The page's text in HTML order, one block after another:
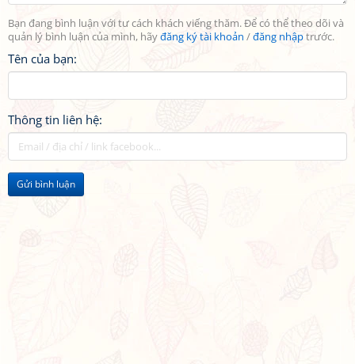
Bạn đang bình luận với tư cách khách viếng thăm. Để có thể theo dõi và
quản lý bình luận của mình, hãyđăng ký tài khoản /đăng nhậptrước.
Tên của bạn:
Thông tin liên hệ:
Gửi bình luận